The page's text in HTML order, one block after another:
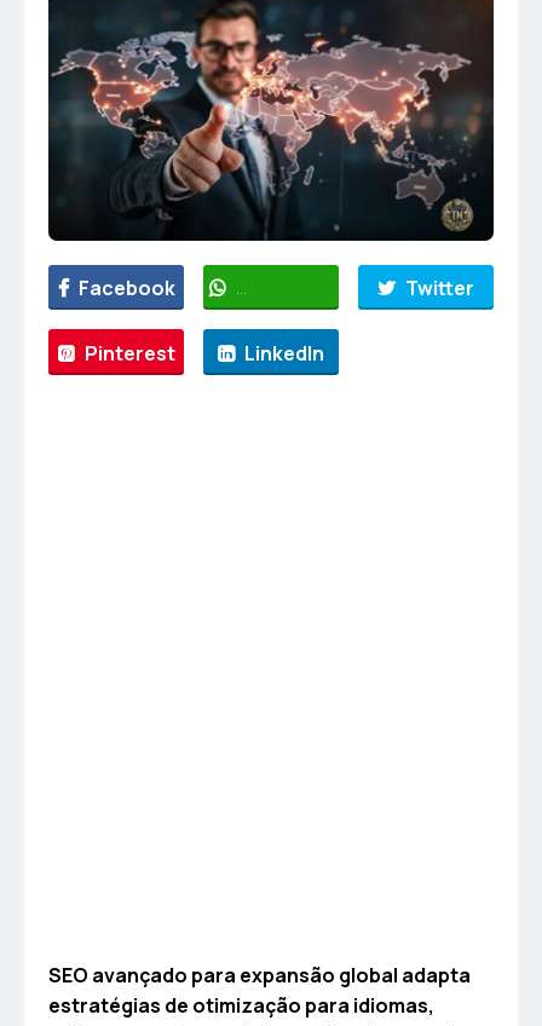
Facebook WhatsApp Twitter
Pinterest LinkedIn
SEO avançado para expansão global adapta
estratégias de otimização para idiomas,